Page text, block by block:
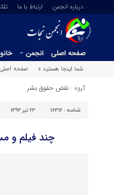
درباره انجمن ارتباط با ما
صفحه اصلی انجمن
شما اینجا هستید »
صفحه
گروه : نقض حقوق بشر
شناسه : 16312 23 تیر 1393
چند فیلم و